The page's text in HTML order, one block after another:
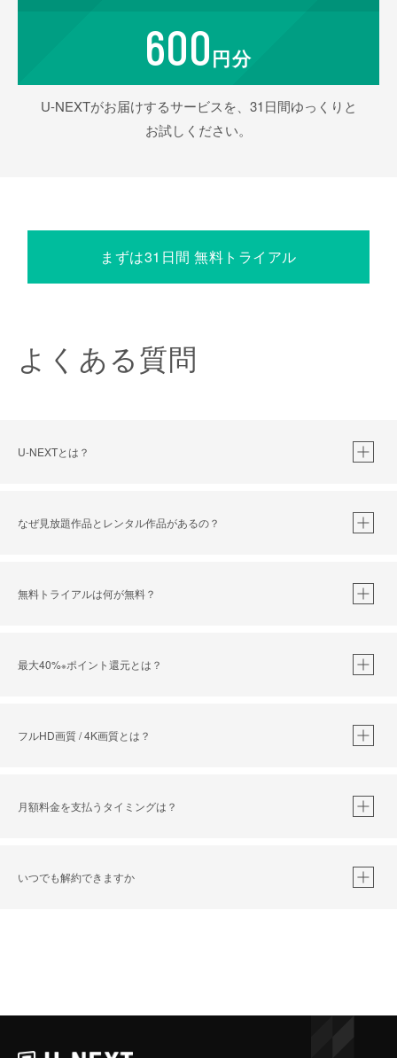
600円分
U-NEXTがお届けするサービスを、31日間ゆっくりと
お試しください。
まずは31日間 無料トライアル
よくある質問
U-NEXTとは？
なぜ見放題作品とレンタル作品があるの？
無料トライアルは何が無料？
最大40%※ポイント還元とは？
※40％ポイント還元の対象は、クレジットカード決済による作品の購入 / レンタルです。
iOSアプリのUコイン決済による作品の購入 / レンタルは、20％のポイント還元です。
フルHD画質 / 4K画質とは？
月額料金を支払うタイミングは？
いつでも解約できますか